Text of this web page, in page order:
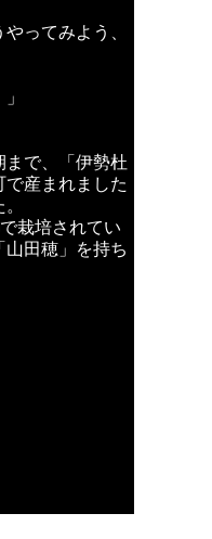
ってみよう、
まで、「伊勢杜
産まれました
栽培されてい
田穂」を持ち